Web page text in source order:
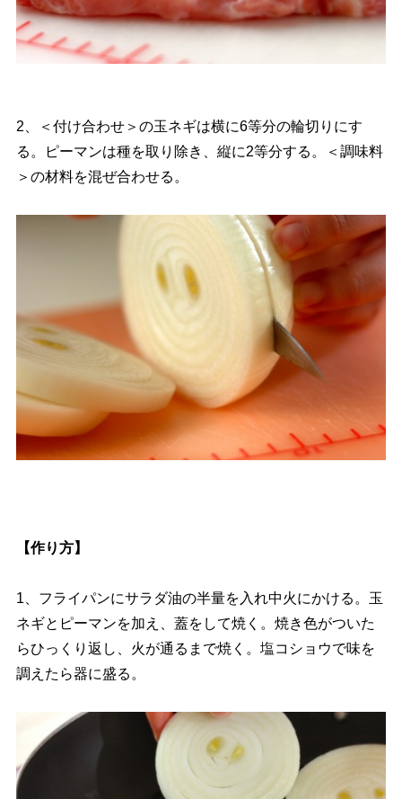
2、＜付け合わせ＞の玉ネギは横に6等分の輪切りにす
る。ピーマンは種を取り除き、縦に2等分する。＜調味料
＞の材料を混ぜ合わせる。
【作り方】
1、フライパンにサラダ油の半量を入れ中火にかける。玉
ネギとピーマンを加え、蓋をして焼く。焼き色がついた
らひっくり返し、火が通るまで焼く。塩コショウで味を
調えたら器に盛る。